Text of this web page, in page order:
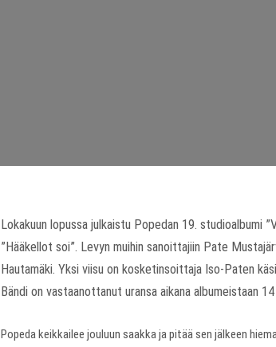
Lokakuun lopussa julkaistu Popedan 19. studioalbumi
”Hääkellot soi”. Levyn muihin sanoittajiin Pate
Hautamäki. Yksi viisu on kosketinsoittaja Iso-Paten
Bändi on vastaanottanut uransa aikana albumeistaan
Popeda keikkailee jouluun saakka ja pitää sen jälkeen